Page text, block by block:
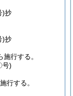
)抄
)抄
行する。
号)
行する。